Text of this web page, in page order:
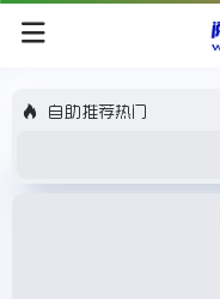
自助推荐热门